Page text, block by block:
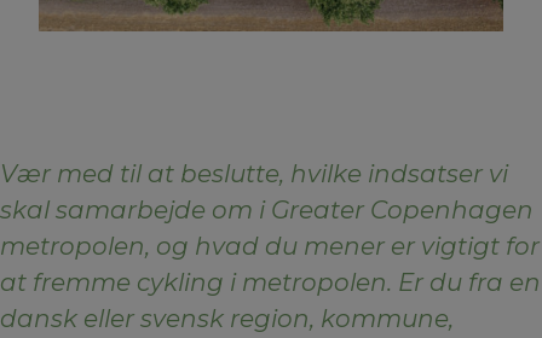
Vær med til at beslutte, hvilke indsatser vi
skal samarbejde om i Greater Copenhagen
metropolen, og hvad du mener er vigtigt for
at fremme cykling i metropolen. Er du fra en
dansk eller svensk region, kommune,